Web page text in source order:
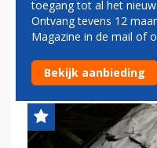
ICAO:
AAN
MH17
toegang tot al het
Ontvang tevens 12
Magazine in de mail of
Bekijk aanbieding